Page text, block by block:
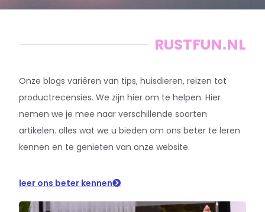
RUSTFUN.NL
Onze blogs variëren van tips, huisdieren, reizen tot
productrecensies. We zijn hier om te helpen. Hier
nemen we je mee naar verschillende soorten
artikelen. alles wat we u bieden om ons beter te leren
kennen en te genieten van onze website.
leer ons beter kennen